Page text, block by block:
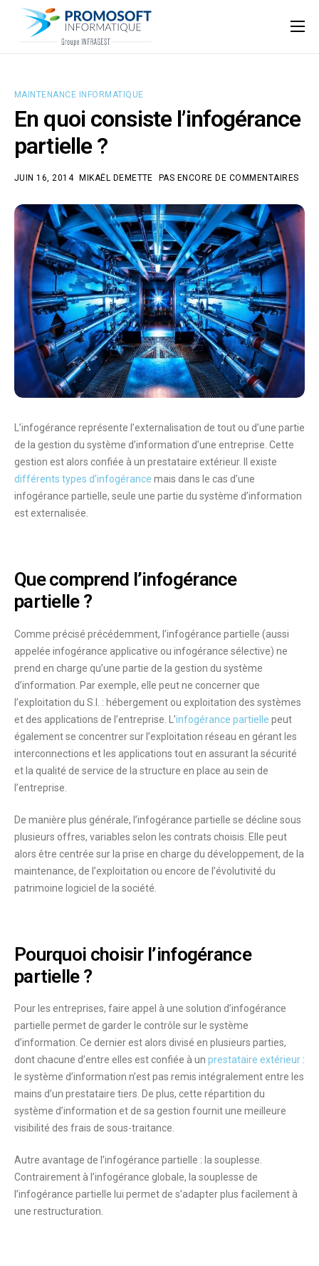
Qui sommes-nous ?
Nos ressources
Support
MAINTENANCE INFORMATIQUE
En quoi consiste l’infogérance
partielle ?
JUIN 16, 2014 MIKAËL DEMETTE PAS ENCORE DE COMMENTAIRES
L’infogérance représente l’externalisation de tout ou d’une partie
de la gestion du système d’information d’une entreprise. Cette
gestion est alors confiée à un prestataire extérieur. Il existe
différents types d’infogérance mais dans le cas d’une
infogérance partielle, seule une partie du système d’information
est externalisée
Que comprend l’infogérance
partielle ?
Comme précisé précédemment, l’infogérance partielle (aussi
appelée infogérance applicative ou infogérance sélective) ne
prend en charge qu’une partie de la gestion du système
d’information. Par exemple, elle peut ne concerner que
l’exploitation du S.I. : hébergement ou exploitation des systèmes
et des applications de l’entreprise. L’infogérance partielle peut
également se concentrer sur l’exploitation réseau en gérant les
interconnections et les applications tout en assurant la sécurité
et la qualité de service de la structure en place au sein de
l’entreprise.
De manière plus générale, l’infogérance partielle se décline sous
plusieurs offres, variables selon les contrats choisis. Elle peut
alors être centrée sur la prise en charge du développement, de la
maintenance, de l’exploitation ou encore de l’évolutivité du
patrimoine logiciel de la société.
Pourquoi choisir l’infogérance
partielle ?
Pour les entreprises, faire appel à une solution d’infogérance
partielle permet de garder le contrôle sur le système
d’information. Ce dernier est alors divisé en plusieurs parties,
dont chacune d’entre elles est confiée à un prestataire extérieur :
le système d’information n’est pas remis intégralement entre les
mains d’un prestataire tiers. De plus, cette répartition du
système d’information et de sa gestion fournit une meilleure
visibilité des frais de sous-traitance.
Autre avantage de l’infogérance partielle : la souplesse.
Contrairement à l’infogérance globale, la souplesse de
l’infogérance partielle lui permet de s’adapterplus facilement à
une restructuration.